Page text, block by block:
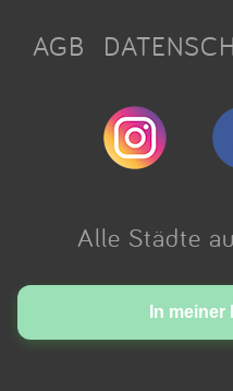
In
AGB
Alle Städte
Made with